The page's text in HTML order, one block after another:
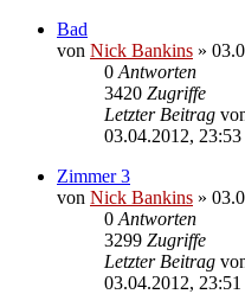
Bad
von Nick Bankins »
0 Antworten
3420 Zugriffe
Letzter Beitrag
03.04.2012, 23:53
Zimmer 3
von Nick Bankins »
0 Antworten
3299 Zugriffe
Letzter Beitrag
03.04.2012, 23:51